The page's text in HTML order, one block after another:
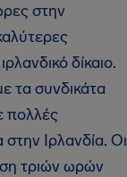
στην
δίκαιο.
τα συνδικάτα
πολλές
Ιρλανδία. Οι
τριών ωρών